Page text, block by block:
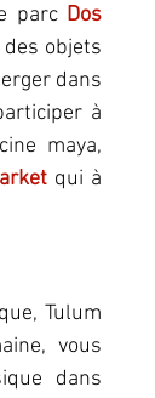
parc Dos
objets
dans
à
maya,
qui à
Tulum
vous
dans